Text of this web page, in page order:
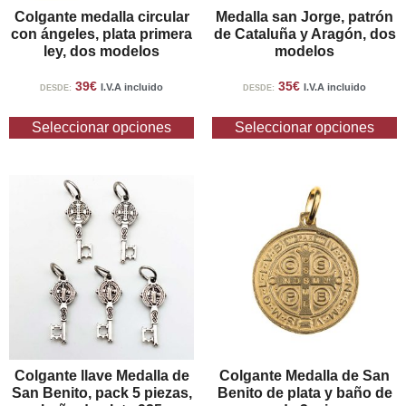
El conjunto tiene un carácter sobrio y equilibrado, adecuado
tanto para el uso cotidiano como para ocasiones más
pensado para quienes valoran la sencillez y la calidad en
una joya de uso habitual.
Este collar forma parte de la selección de joyería de BCB,
tienda de artículos religiosos desde 1880. Su fabricación
cuidada, los materiales nobles y el diseño sereno lo
convierten en una pieza que respeta la tradición sin
renunciar a la funcionalidad, pensada para acompañar con
discreción y elegancia.
Colgante medalla circular
con ángeles, plata primera
ley, dos modelos
DESDE: 39€ I.V.A incluido
Seleccionar opciones
Medalla san Jorge, patrón
de Cataluña y Aragón, dos
modelos
DESDE: 35€ I.V.A incluido
Seleccionar opciones
Colgante llave Medalla de
San Benito, pack 5 piezas,
Colgante Medalla de San
Benito de plata y baño de